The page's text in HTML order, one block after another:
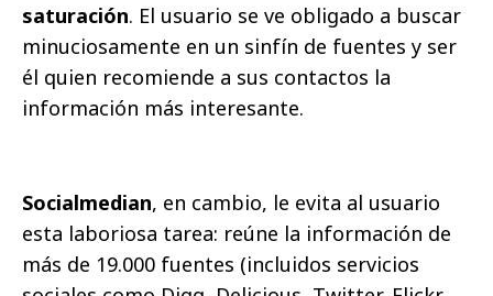
saturación. El usuario se ve obligado a buscar
minuciosamente en un sinfín de fuentes y ser
él quien recomiende a sus contactos la
información más interesante.
Socialmedian, en cambio, le evita al usuario
esta laboriosa tarea: reúne la información de
más de 19.000 fuentes (incluidos servicios